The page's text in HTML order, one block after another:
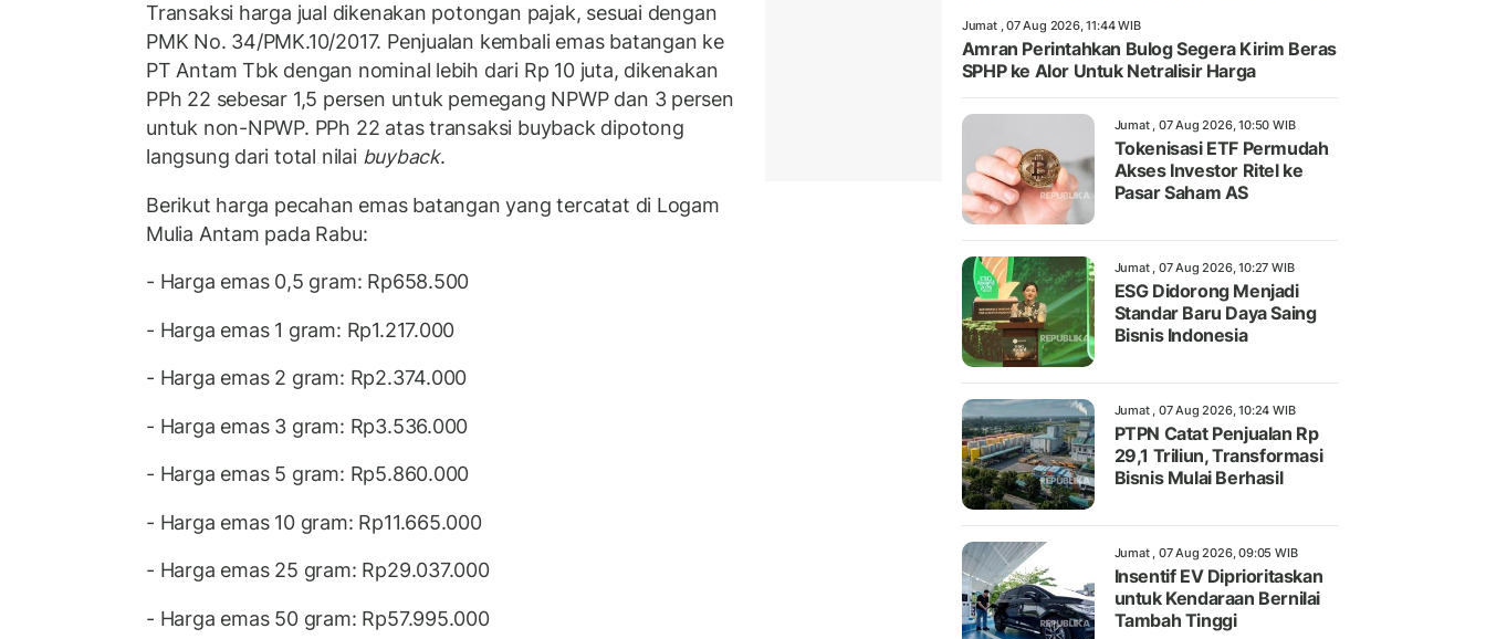
Transaksi harga jual dikenakan potongan pajak, sesuai dengan
PMK No. 34/PMK.10/2017. Penjualan kembali emas batangan ke
PT Antam Tbk dengan nominal lebih dari Rp 10 juta, dikenakan
PPh 22 sebesar 1,5 persen untuk pemegang NPWP dan 3 persen
untuk non-NPWP. PPh 22 atas transaksi buyback dipotong
langsung dari total nilai buyback.
Berikut harga pecahan emas batangan yang tercatat di Logam
Mulia Antam pada Rabu:
- Harga emas 0,5 gram: Rp658.500
- Harga emas 1 gram: Rp1.217.000
- Harga emas 2 gram: Rp2.374.000
- Harga emas 3 gram: Rp3.536.000
- Harga emas 5 gram: Rp5.860.000
- Harga emas 10 gram: Rp11.665.000
- Harga emas 25 gram: Rp29.037.000
- Harga emas 50 gram: Rp57.995.000
Jumat , 07 Aug 2026, 11:44 WIB
Amran Perintahkan Bulog Segera Kirim Beras
SPHP ke Alor Untuk Netralisir Harga
Jumat , 07 Aug 2026, 10:50 WIB
Tokenisasi ETF Permudah
Akses Investor Ritel ke
Pasar Saham AS
Jumat , 07 Aug 2026, 10:27 WIB
ESG Didorong Menjadi
Standar Baru Daya Saing
Bisnis Indonesia
Jumat , 07 Aug 2026, 10:24 WIB
PTPN Catat Penjualan Rp
29,1 Triliun, Transformasi
Bisnis Mulai Berhasil
Jumat , 07 Aug 2026, 09:05 WIB
Insentif EV Diprioritaskan
untuk Kendaraan Bernilai
Tambah Tinggi